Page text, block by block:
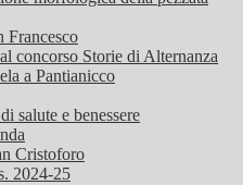
Francesco
concorso Storie di Alternanza
a Pantianicco
salute e benessere
Cristoforo
2024-25